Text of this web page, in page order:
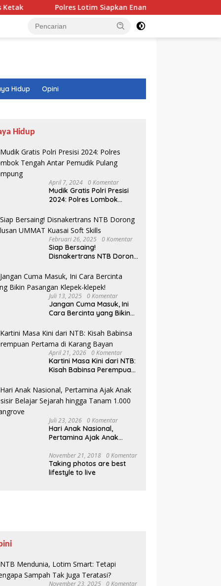
Polres Lotim Siapkan Enam Langkah Amankan HUT RI
Hidup Opini
Hidup
April 7, 2024 0 Komentar
Mudik Gratis Polri Presisi
2024: Polres Lombok
Pulang Kampung
Februari 26, 2025 0 Komentar
Siap Bersaing!
Disnakertrans NTB Dorong
Soft Skills
Juli 13, 2025 0 Komentar
Jangan Cuma Masuk, Ini
Cara Bercinta yang Bikin
April 21, 2026 0 Komentar
Kartini Masa Kini dari NTB:
Kisah Babinsa Perempuan
Juli 23, 2026 0 Komentar
Hari Anak Nasional,
Pertamina Ajak Anak
hingga Tanam 1.000
Mangrove
November 21, 2018 0 Komentar
Taking photos are best
lifestyle to live
November 23, 2025 0 Komentar